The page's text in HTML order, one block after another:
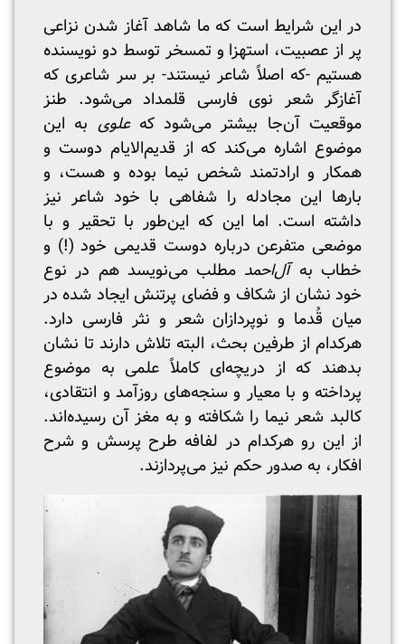
در این شرایط است که ما شاهد آغاز شدن نزاعی
پر از عصبیت، استهزا و تمسخر توسط دو نویسنده‌
هستیم -که اصلاً شاعر نیستند- بر سر شاعری که
آغازگر شعر نوی فارسی قلمداد می‌شود. طنز
موقعیت آن‌جا بیشتر می‌شود کهعلوی به این
موضوع اشاره می‌کند که از قدیم‌الایام دوست و
همکار و ارادتمند شخص نیما بوده و هست، و
بارها این مجادله را شفاهی با خود شاعر نیز
داشته است. اما این که این‌طور با تحقیر و با
موضعی متفرعن درباره دوست قدیمی خود (!) و
خطاب بهآل‌احمد مطلب می‌نویسد هم در نوع
خود نشان از شکاف و فضای پرتنش ایجاد شده در
میان قُدما و نوپردازان شعر و نثر فارسی دارد.
هرکدام از طرفین بحث، البته تلاش دارند تا نشان
بدهند که از دریچه‌ای کاملاً علمی به موضوع
پرداخته و با معیار و سنجه‌های روزآمد و انتقادی،
کالبد شعر نیما را شکافته و به مغز آن رسیده‌اند.
از این رو هرکدام در لفافه طرح پرسش و شرح
افکار، به صدور حکم نیز می‌پردازند.